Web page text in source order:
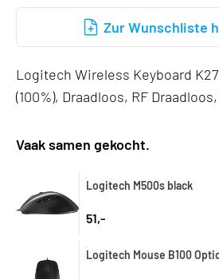
Zur Wunschliste
Logitech Wireless Keyboard
(100%), Draadloos, RF
Vaak samen gekocht.
Logitech M500s black
51,-
Logitech Mouse B100